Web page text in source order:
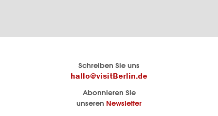
Schreiben Sie uns
hallo@visitBerlin.de
Abonnieren Sie
unseren Newsletter